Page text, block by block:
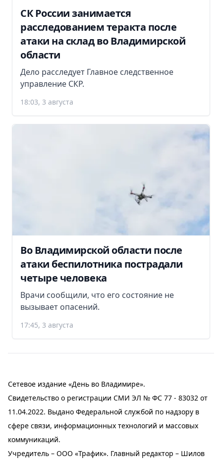
СК России занимается
расследованием теракта после
атаки на склад во Владимирской
области
Дело расследует Главное следственное
управление СКР.
18:03, 3 августа
Во Владимирской области после
атаки беспилотника пострадали
четыре человека
Врачи сообщили, что его состояние не
вызывает опасений.
17:45, 3 августа
Сетевое издание «День во Владимире».
Свидетельство о регистрации СМИ ЭЛ № ФС 77 - 83032 от
11.04.2022. Выдано Федеральной службой по надзору в
сфере связи, информационных технологий и массовых
коммуникаций.
Учредитель – ООО «Трафик». Главный редактор – Шилов